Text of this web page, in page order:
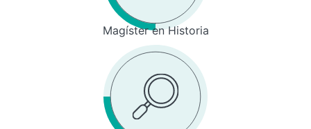
Magíster en Historia